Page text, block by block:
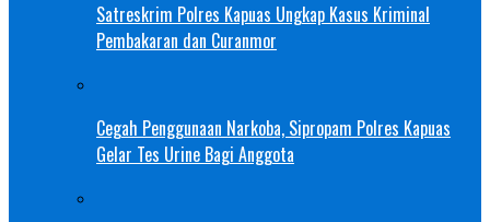
Satreskrim Polres Kapuas Ungkap Kasus Kriminal
Pembakaran dan Curanmor
Cegah Penggunaan Narkoba, Sipropam Polres Kapuas
Gelar Tes Urine Bagi Anggota